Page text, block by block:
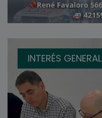
INTERÉS GENERAL